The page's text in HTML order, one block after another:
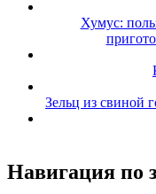
Хумус:
Зельц из свиной
Навигация по